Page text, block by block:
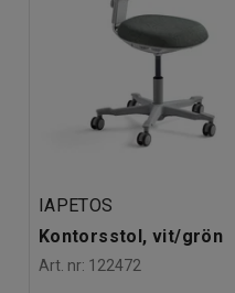
IAPETOS
Kontorsstol, vit/grön
Art. nr: 122472